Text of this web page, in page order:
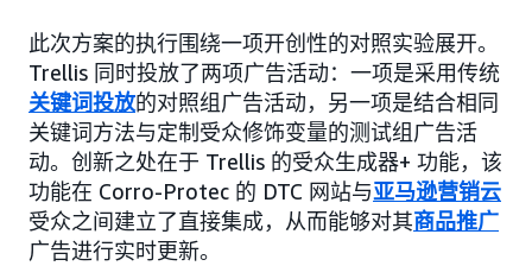
此次方案的执行围绕一项开创性的对照实验展开。
Trellis 同时投放了两项广告活动：一项是采用传统
关键词投放的对照组广告活动，另一项是结合相同
关键词方法与定制受众修饰变量的测试组广告活
动。创新之处在于 Trellis 的受众生成器+ 功能，该
功能在 Corro-Protec 的 DTC 网站与亚马逊营销云
受众之间建立了直接集成，从而能够对其商品推广
广告进行实时更新。